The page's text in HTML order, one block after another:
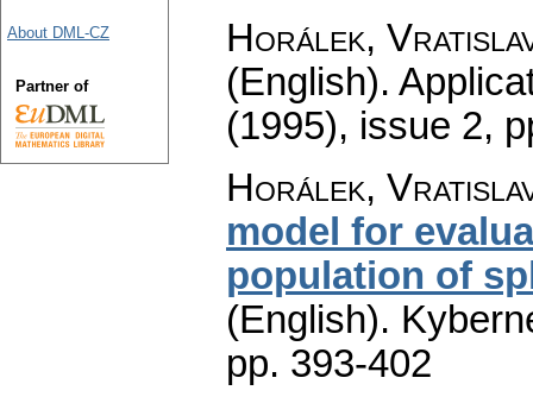
Horálek,
(English).
(1995), issue 2,
Horálek,
model for
population of
(English).
pp. 393-402
About DML-CZ
Partner of